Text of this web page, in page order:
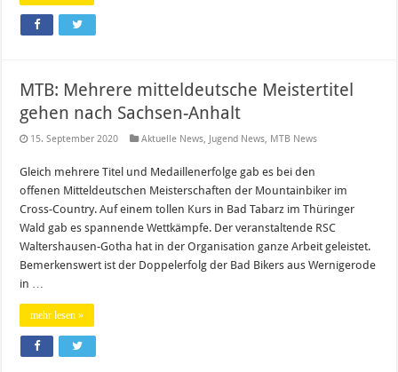
MTB: Mehrere mitteldeutsche Meistertitel
gehen nach Sachsen-Anhalt
15. September 2020 Aktuelle News, Jugend News, MTB News
Gleich mehrere Titel und Medaillenerfolge gab es bei den
offenen Mitteldeutschen Meisterschaften der Mountainbiker im
Cross-Country. Auf einem tollen Kurs in Bad Tabarz im Thüringer
Wald gab es spannende Wettkämpfe. Der veranstaltende RSC
Waltershausen-Gotha hat in der Organisation ganze Arbeit geleistet.
Bemerkenswert ist der Doppelerfolg der Bad Bikers aus Wernigerode
in …
mehr lesen »